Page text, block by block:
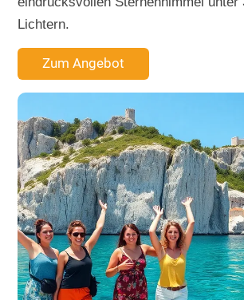
Lichtern.
Zum Angebot